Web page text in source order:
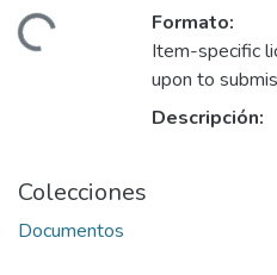
Formato:
Item-specific
upon to
Descripción:
Colecciones
Documentos